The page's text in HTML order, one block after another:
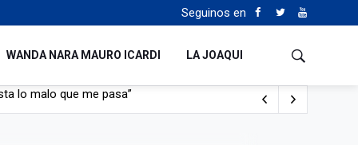
Seguinos en
WANDA NARA MAURO ICARDI LA JOAQUI
nafta y prendido fuego